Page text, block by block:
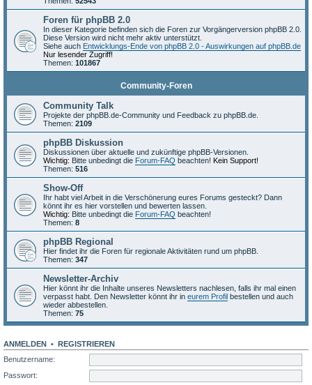
Foren für phpBB 2.0
In dieser Kategorie befinden sich die Foren zur Vorgängerversion phpBB 2.0.
Diese Version wird nicht mehr aktiv unterstützt.
Siehe auch Entwicklungs-Ende von phpBB 2.0 - Auswirkungen auf phpBB.de
Nur lesender Zugriff!
Themen: 101867
Community-Foren
Community Talk
Projekte der phpBB.de-Community und Feedback zu phpBB.de.
Themen: 2109
phpBB Diskussion
Diskussionen über aktuelle und zukünftige phpBB-Versionen.
Wichtig: Bitte unbedingt die Forum-FAQ beachten! Kein Support!
Themen: 516
Show-Off
Ihr habt viel Arbeit in die Verschönerung eures Forums gesteckt? Dann
könnt ihr es hier vorstellen und bewerten lassen.
Wichtig: Bitte unbedingt die Forum-FAQ beachten!
Themen: 8
phpBB Regional
Hier findet ihr die Foren für regionale Aktivitäten rund um phpBB.
Themen: 347
Newsletter-Archiv
Hier könnt ihr die Inhalte unseres Newsletters nachlesen, falls ihr mal einen
verpasst habt. Den Newsletter könnt ihr in eurem Profil bestellen und auch
wieder abbestellen.
Themen: 75
ANMELDEN • REGISTRIEREN
Benutzername:
Passwort: